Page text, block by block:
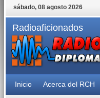
sábado, 08 agosto 2026
Radioaficionados
Inicio Acerca del RCH